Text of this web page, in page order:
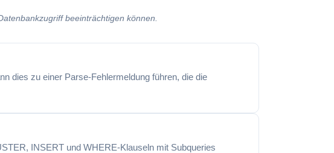
beeinträchtigen können.
dies zu einer Parse-Fehlermeldung führen, die die
INSERT und WHERE-Klauseln mit Subqueries